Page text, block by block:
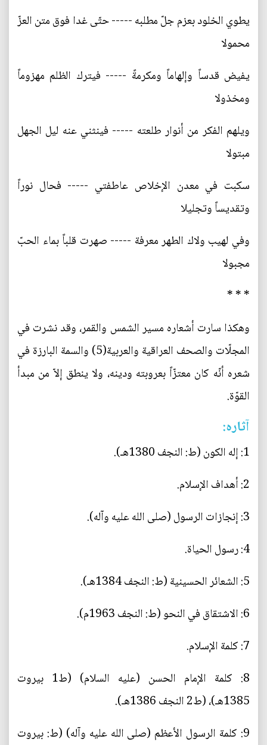
يطوي الخلود بعزم جلّ مطلبه ----- حتّى غدا فوق متن العزّ
محمولا
يفيض قدساً وإلهاماً ومكرمةً ----- فيترك الظلم مهزوماً
ومخذولا
ويلهم الفكر من أنوار طلعته ----- فينثني عنه ليل الجهل
مبتولا
سكبت في معدن الإخلاص عاطفتي ----- فحال نوراً
وتقديساً وتجليلا
وفي لهيب ولاك الطهر معرفة ----- صهرت قلباً بماء الحبّ
مجبولا
* * *
وهكذا سارت أشعاره مسير الشمس والقمر، وقد نشرت في
المجلّات والصحف العراقية والعربية(5) والسمة البارزة في
شعره أنّه كان معتزّاً بعروبته ودينه، ولا ينطق إلاّ من مبدأ
القوّة.
آثاره:
1: إله الكون (ط: النجف 1380هـ).
2: أهداف الإسلام.
3: إنجازات الرسول (صلى الله عليه وآله).
4: رسول الحياة.
5: الشعائر الحسينية (ط: النجف 1384هـ).
6: الاشتقاق في النحو (ط: النجف 1963م).
7: كلمة الإسلام.
8: كلمة الإمام الحسن (عليه السلام) (ط1 بيروت
1385هـ)، (ط2 النجف 1386هـ).
9: كلمة الرسول الأعظم (صلى الله عليه وآله) (ط: بيروت